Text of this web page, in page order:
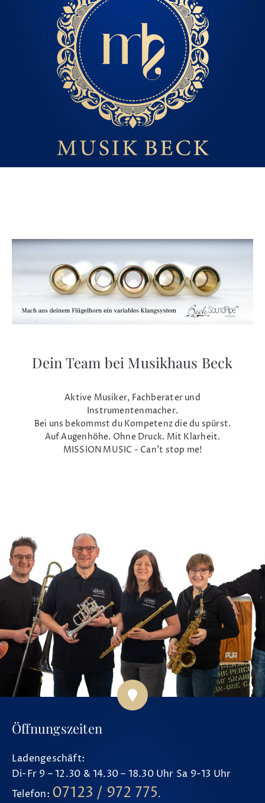
Dein Team bei Musikhaus Beck
Aktive Musiker, Fachberater und
Instrumentenmacher.
Bei uns bekommst du Kompetenz die du spürst.
Auf Augenhöhe. Ohne Druck. Mit Klarheit.
MISSION MUSIC - Can't stop me!
Öffnungszeiten
Ladengeschäft:
Di-Fr 9 – 12.30 & 14.30 – 18.30 Uhr Sa 9-13 Uhr
Telefon: 07123 / 972 775.